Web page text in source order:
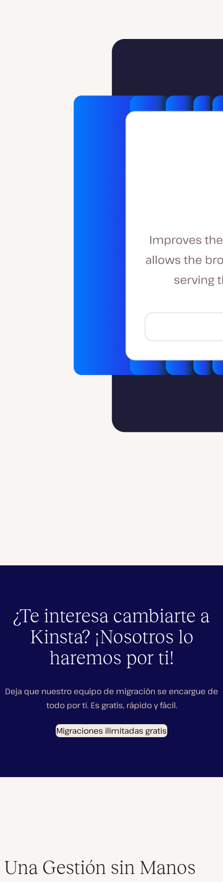
¿Te interesa cambiarte a
Kinsta? ¡Nosotros lo
haremos por ti!
Deja que nuestro equipo de migración se encargue de
todo por ti. Es gratis, rápido y fácil.
Migraciones ilimitadas gratis
Una Gestión sin Manos